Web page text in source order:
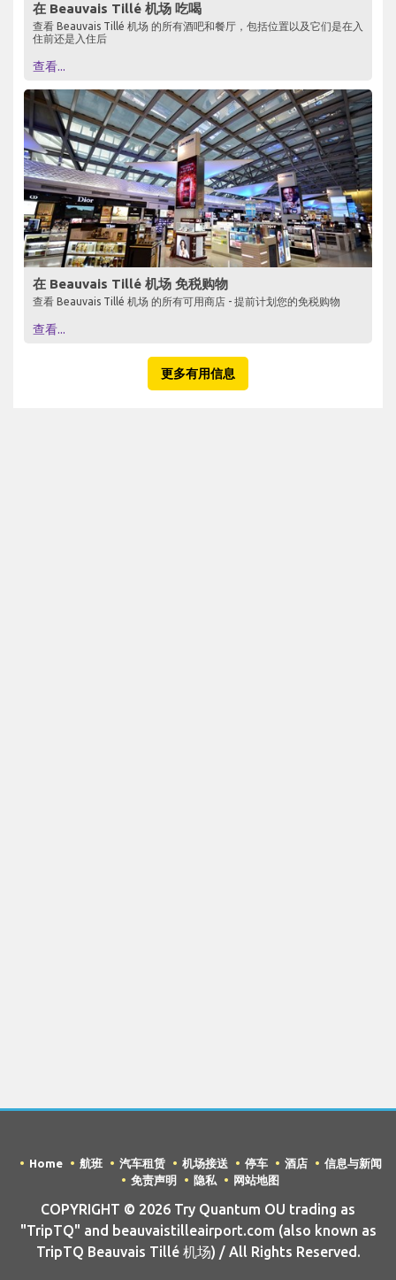
在 Beauvais Tillé 机场 吃喝
查看 Beauvais Tillé 机场 的所有酒吧和餐厅，包括位置以及它们是在入
住前还是入住后
查看...
在 Beauvais Tillé 机场 免税购物
查看 Beauvais Tillé 机场 的所有可用商店 - 提前计划您的免税购物
查看...
更多有用信息
Home 航班 汽车租赁 机场接送 停车 酒店
信息与新闻
免责声明
隐私 网站地图
COPYRIGHT © 2026 Try Quantum OU trading as
"TripTQ" and beauvaistilleairport.com (also known as
TripTQ Beauvais Tillé 机场) / All Rights Reserved.